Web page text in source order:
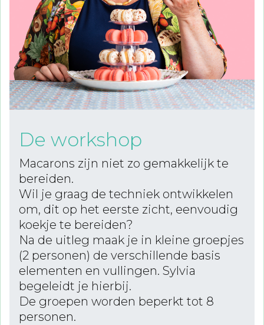
De workshop
Macarons zijn niet zo gemakkelijk te
bereiden.
Wil je graag de techniek ontwikkelen
om, dit op het eerste zicht, eenvoudig
koekje te bereiden?
Na de uitleg maak je in kleine groepjes
(2 personen) de verschillende basis
elementen en vullingen. Sylvia
begeleidt je hierbij.
De groepen worden beperkt tot 8
personen.